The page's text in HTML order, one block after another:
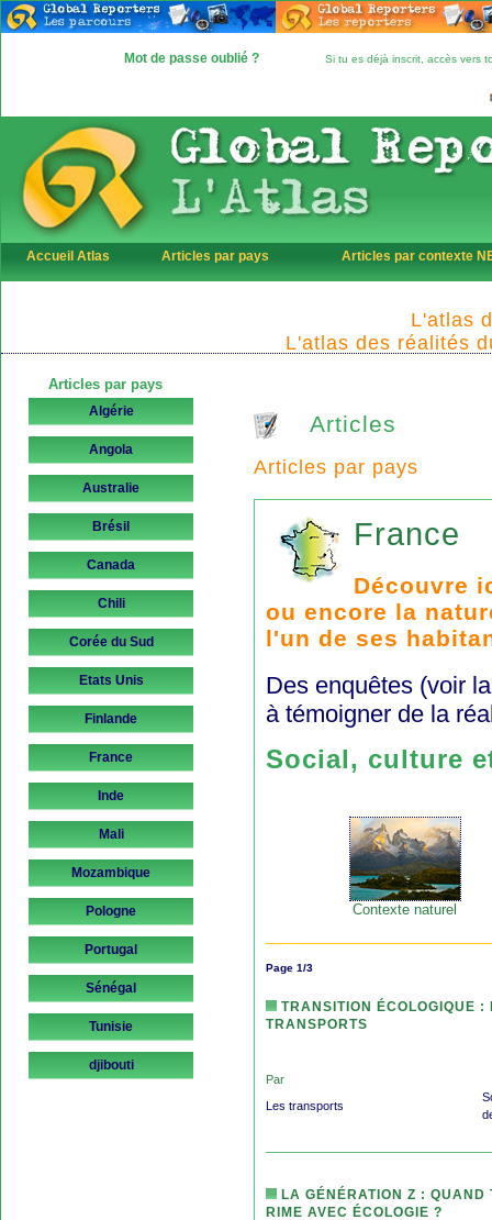
Mot de passe oublié ? Si tu es déjà inscrit, accès vers
Accueil Atlas Articles par pays Articles par contexte
L'atlas
L'atlas des réalités
Articles par pays
Algérie
Angola
Australie
Brésil
Canada
Chili
Corée du Sud
Etats Unis
Finlande
France
Inde
Mali
Mozambique
Pologne
Portugal
Sénégal
Tunisie
djibouti
Articles
Articles par pays
France
Découvre
ou encore la
l'un de ses
Des enquêtes (voir
à témoigner de la
Social, culture
Contexte naturel
Page 1/3
TRANSITION ÉCOLOGIQUE :
TRANSPORTS
Par
Les transports
LA GÉNÉRATION Z : QUAND
RIME AVEC ÉCOLOGIE ?